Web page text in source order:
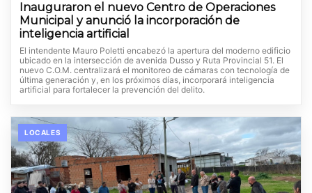
Inauguraron el nuevo Centro de Operaciones
Municipal y anunció la incorporación de
inteligencia artificial
El intendente Mauro Poletti encabezó la apertura del moderno edificio
ubicado en la intersección de avenida Dusso y Ruta Provincial 51. El
nuevo C.O.M. centralizará el monitoreo de cámaras con tecnología de
última generación y, en los próximos días, incorporará inteligencia
artificial para fortalecer la prevención del delito.
LOCALES